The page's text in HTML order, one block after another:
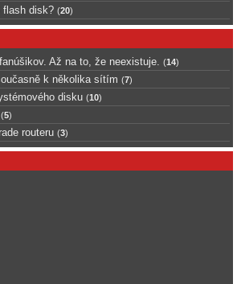
flash disk? (20)
Až na to, že neexistuje. (14)
k několika sítím (7)
disku (10)
(5)
routeru (3)